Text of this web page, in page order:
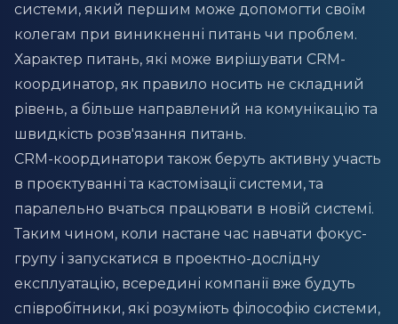
системи, який першим може допомогти своїм
колегам при виникненні питань чи проблем.
Характер питань, які може вирішувати CRM-
координатор, як правило носить не складний
рівень, а більше направлений на комунікацію та
швидкість розв'язання питань.
CRM-координатори також беруть активну участь
в проєктуванні та кастомізації системи, та
паралельно вчаться працювати в новій системі.
Таким чином, коли настане час навчати фокус-
групу і запускатися в проектно-дослідну
експлуатацію, всередині компанії вже будуть
співробітники, які розуміють філософію системи,